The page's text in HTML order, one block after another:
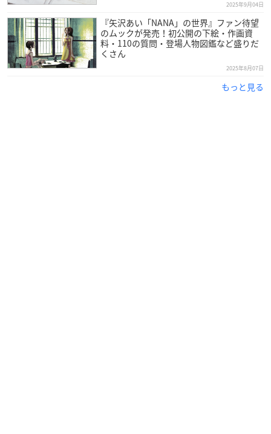
2025年9月04日
『矢沢あい「NANA」の世界』ファン待望
のムックが発売！初公開の下絵・作画資
料・110の質問・登場人物図鑑など盛りだ
くさん
2025年8月07日
もっと見る